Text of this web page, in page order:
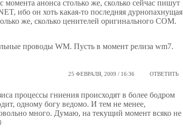
момента анонса столько же, сколько сейчас пишут
ибо он хоть какая-то последняя дурнопахнущая
же, сколько ценителей оригинального COM.
проводы WM. Пусть в момент релиза wm7.
25 ФЕВРАЛЯ, 2009 / 16:36 ОТВЕТИТЬ
процессы гниения происходят в более бодром
одному богу ведомо. И тем не менее,
много. Думаю, на текущий момент всяко не